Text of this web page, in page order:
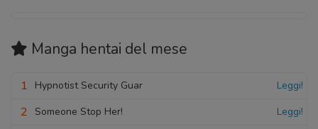
Manga hentai del mese
1 Hypnotist Security Guar Leggi!
2 Someone Stop Her! Leggi!